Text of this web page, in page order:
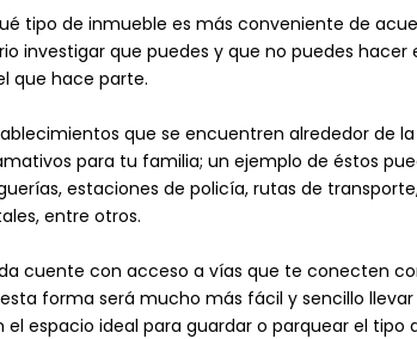
tipo de inmueble es más conveniente de
investigar que puedes y que no puedes hacer
que hace parte.
que se encuentren alrededor de
para tu familia; un ejemplo de éstos
estaciones de policía, rutas de
entre otros.
cuente con acceso a vías que te conecten
forma será mucho más fácil y sencillo
espacio ideal para guardar o parquear el tipo